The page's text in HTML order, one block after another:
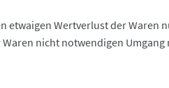
etwaigen Wertverlust der
nicht notwendigen